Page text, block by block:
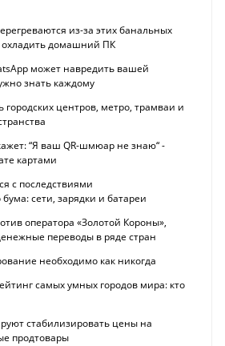
из-за этих банальных
охладить домашний ПК
может навредить вашей
знать каждому
центров, метро, трамваи и
“Я ваш QR-шмюар не знаю“ -
картами
с последствиями
сети, зарядки и батареи
оператора «Золотой Короны»,
переводы в ряде стран
необходимо как никогда
самых умных городов мира: кто
стабилизировать цены на
продтовары